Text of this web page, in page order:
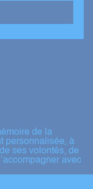
de la
personnalisée, à
ses volontés, de
avec